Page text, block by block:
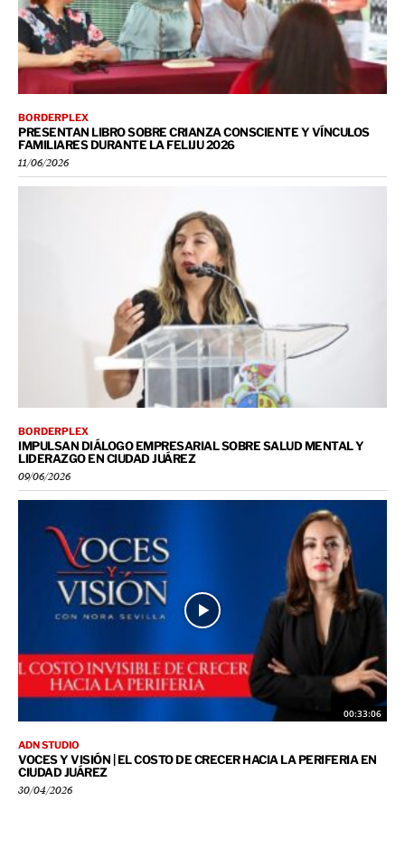
BORDERPLEX
PRESENTAN LIBRO SOBRE CRIANZA CONSCIENTE Y VÍNCULOS
FAMILIARES DURANTE LA FELIJU 2026
11/06/2026
BORDERPLEX
IMPULSAN DIÁLOGO EMPRESARIAL SOBRE SALUD MENTAL Y
LIDERAZGO EN CIUDAD JUÁREZ
09/06/2026
00:33:06
ADN STUDIO
VOCES Y VISIÓN | EL COSTO DE CRECER HACIA LA PERIFERIA EN
CIUDAD JUÁREZ
30/04/2026